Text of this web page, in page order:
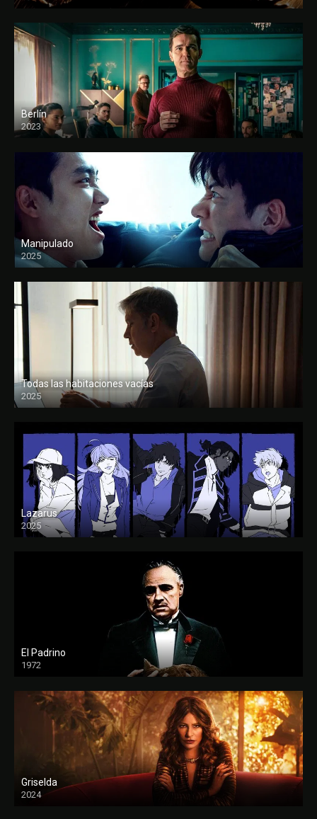
FULL HD
Berlín
2023
Manipulado
2025
Todas las habitaciones vacías
2025
FULL HD
Lazarus
2025
El Padrino
1972
FULL HD
Griselda
2024